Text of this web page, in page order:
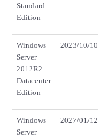
Standard
Edition
Windows
Server
2012R2
Datacenter
Edition
2023/10/10
Windows
Server
2027/01/12